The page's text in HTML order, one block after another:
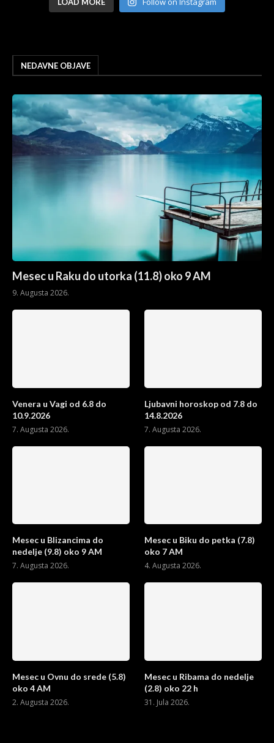
NEDAVNE OBJAVE
Mesec u Raku do utorka (11.8) oko 9 AM
9. Augusta 2026.
Venera u Vagi od 6.8 do
10.9.2026
7. Augusta 2026.
Ljubavni horoskop od 7.8 do
14.8.2026
7. Augusta 2026.
Mesec u Blizancima do
nedelje (9.8) oko 9 AM
7. Augusta 2026.
Mesec u Biku do petka (7.8)
oko 7 AM
4. Augusta 2026.
Mesec u Ovnu do srede (5.8)
oko 4 AM
2. Augusta 2026.
Mesec u Ribama do nedelje
(2.8) oko 22 h
31. Jula 2026.